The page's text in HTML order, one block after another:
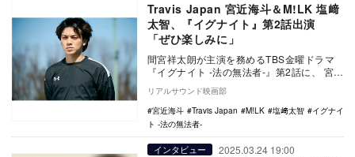
Travis Japan 宮近海斗＆M!LK 塩﨑
太智、『イグナイト』第2話出演
「ぜひ楽しみに」
間宮祥太朗が主演を務めるTBS金曜ドラマ
『イグナイト -法の無法者-』第2話に、 宮近
海斗（Travis Japan）、 塩﨑太…
リアルサウンド映画部
宮近海斗
Travis Japan M!LK 塩﨑太智
イグナイ
ト -法の無法者-
インタビュー 2025.03.24 19:00